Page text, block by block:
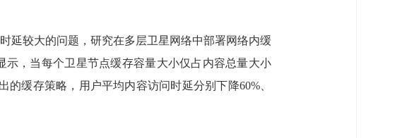
延较大的问题，研究在多层卫星网络中部署网络内缓
，当每个卫星节点缓存容量大小仅占内容总量大小
缓存策略，用户平均内容访问时延分别下降60%、